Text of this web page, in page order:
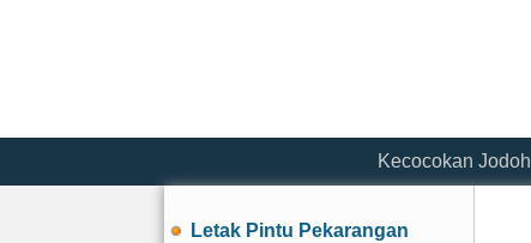
Kecocokan Jodoh
Letak Pintu Pekarangan